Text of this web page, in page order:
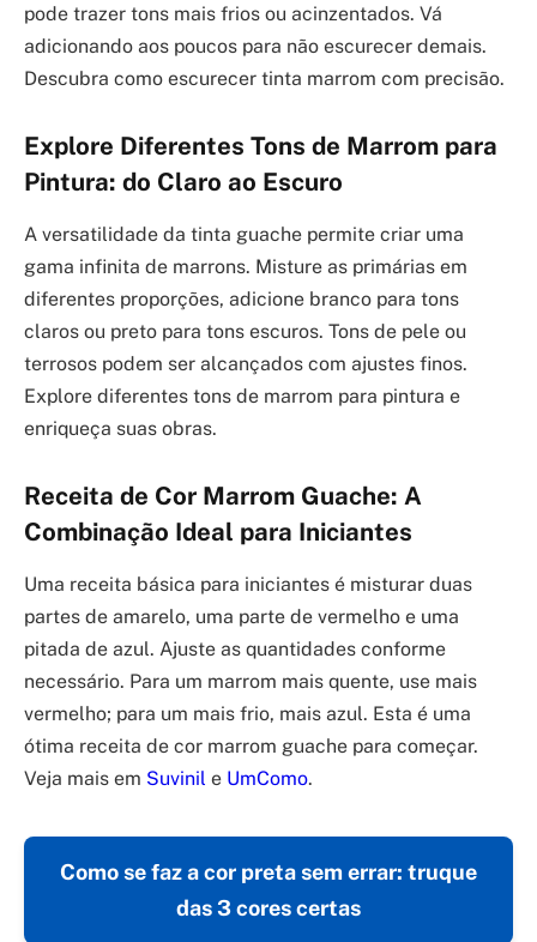
pode trazer tons mais frios ou acinzentados. Vá
adicionando aos poucos para não escurecer demais.
Descubra como escurecer tinta marrom com precisão.
Explore Diferentes Tons de Marrom para
Pintura: do Claro ao Escuro
A versatilidade da tinta guache permite criar uma
gama infinita de marrons. Misture as primárias em
diferentes proporções, adicione branco para tons
claros ou preto para tons escuros. Tons de pele ou
terrosos podem ser alcançados com ajustes finos.
Explore diferentes tons de marrom para pintura e
enriqueça suas obras.
Receita de Cor Marrom Guache: A
Combinação Ideal para Iniciantes
Uma receita básica para iniciantes é misturar duas
partes de amarelo, uma parte de vermelho e uma
pitada de azul. Ajuste as quantidades conforme
necessário. Para um marrom mais quente, use mais
vermelho; para um mais frio, mais azul. Esta é uma
ótima receita de cor marrom guache para começar.
Veja mais em Suvinil e UmComo.
Como se faz a cor preta sem errar: truque
das 3 cores certas